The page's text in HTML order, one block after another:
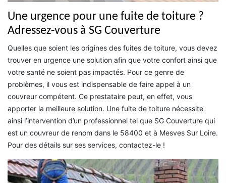
Une urgence pour une fuite de toiture ?
Adressez-vous à SG Couverture
Quelles que soient les origines des fuites de toiture, vous devez
trouver en urgence une solution afin que votre confort ainsi que
votre santé ne soient pas impactés. Pour ce genre de
problèmes, il vous est indispensable de faire appel à un
couvreur compétent. Ce prestataire peut, en effet, vous
apporter la meilleure solution. Une fuite de toiture nécessite
ainsi l’intervention d’un professionnel tel que SG Couverture qui
est un couvreur de renom dans le 58400 et à Mesves Sur Loire.
Pour des détails sur ses services, contactez-le !